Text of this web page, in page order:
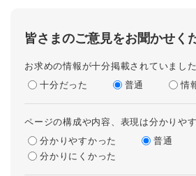
皆さまのご意見をお聞かせく
お求めの情報が十分掲載されていまし
十分だった
普通 情
ページの構成や内容、表現は分かりや
分かりやすかった
普通
分かりにくかった